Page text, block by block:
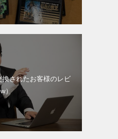
換されたお客様のレビ
）